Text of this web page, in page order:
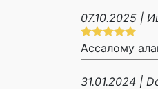
07.10.2025 |
Ассалому
31.01.2024 |